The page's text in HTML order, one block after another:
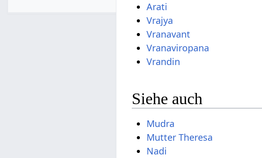
Arati
Vrajya
Vranavant
Vranaviropana
Vrandin
Siehe auch
Mudra
Mutter Theresa
Nadi